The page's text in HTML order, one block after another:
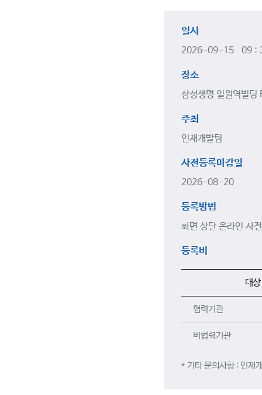
일시
2026-09-15 09
장소
삼성생명 일원역빌딩
주최
인재개발팀
사전등록마감일
2026-08-20
등록방법
화면 상단 온라인 사
등록비
대상
협력기관
비협력기관
* 기타 문의사항 : 인